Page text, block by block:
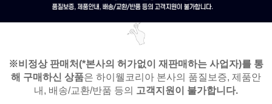
※비정상 판매처(*본사의 허가없이 재판매하는 사업자)를 통
해 구매하신 상품은 하이웰코리아 본사의 품질보증, 제품안
내, 배송/교환/반품 등의 고객지원이 불가합니다.